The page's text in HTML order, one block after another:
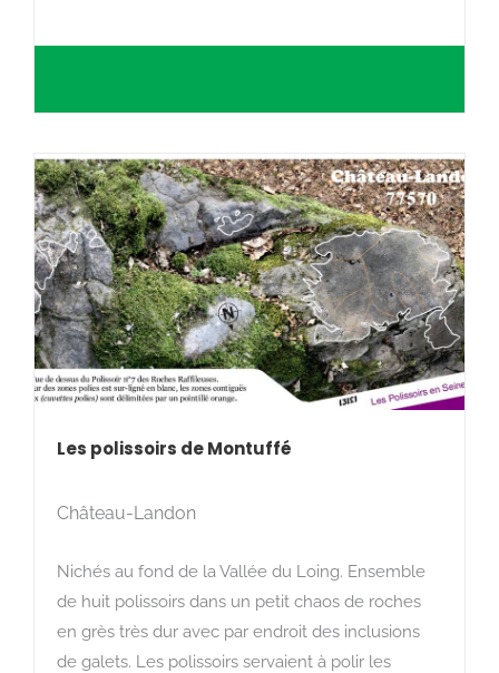
Les polissoirs de Montuffé
Château-Landon
Nichés au fond de la Vallée du Loing. Ensemble
de huit polissoirs dans un petit chaos de roches
en grès très dur avec par endroit des inclusions
de galets. Les polissoirs servaient à polir les